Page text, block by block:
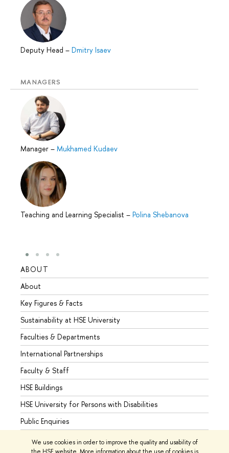
We use cookies in order to improve the quality and usability of
Deputy Head – Dmitry Isaev
MANAGERS
Manager – Mukhamed Kudaev
Teaching and Learning Specialist – Polina Shebanova
ABOUT
About
Key Figures & Facts
Sustainability at HSE University
Faculties & Departments
International Partnerships
Faculty & Staff
HSE Buildings
HSE University for Persons with Disabilities
Public Enquiries